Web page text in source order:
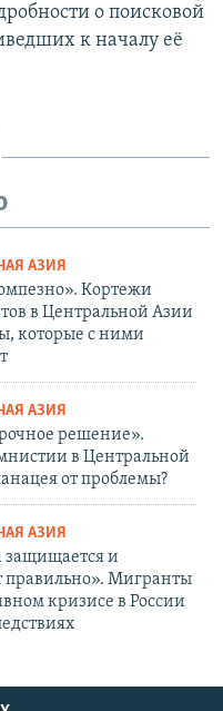
о поисковой
к началу её
АЗИЯ
Кортежи
в Центральной Азии
которые с ними
АЗИЯ
решение».
в Центральной
от проблемы?
АЗИЯ
защищается и
правильно». Мигранты
кризисе в России